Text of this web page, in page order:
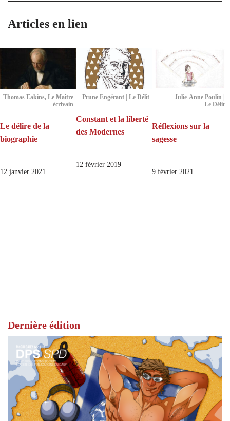
Articles en lien
Thomas Eakins, Le Maître
écrivain
Le délire de la
biographie
12 janvier 2021
Prune Engérant | Le Délit
Constant et la liberté
des Modernes
12 février 2019
Julie-Anne Poulin |
Le Délit
Réflexions sur la
sagesse
9 février 2021
Dernière édition